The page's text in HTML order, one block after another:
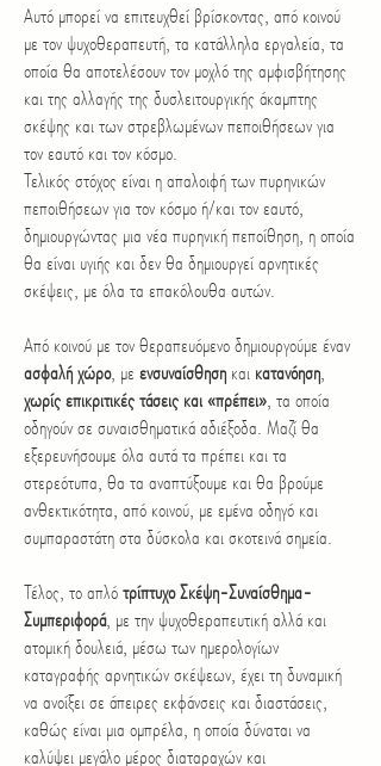
Αυτό μπορεί να επιτευχθεί βρίσκοντας, από κοινού
με τον ψυχοθεραπευτή, τα κατάλληλα εργαλεία, τα
οποία θα αποτελέσουν τον μοχλό της αμφισβήτησης
και της αλλαγής της δυσλειτουργικής άκαμπτης
σκέψης και των στρεβλωμένων πεποιθήσεων για
τον εαυτό και τον κόσμο.
Τελικός στόχος είναι η απαλοιφή των πυρηνικών
πεποιθήσεων για τον κόσμο ή/και τον εαυτό,
δημιουργώντας μια νέα πυρηνική πεποίθηση, η οποία
θα είναι υγιής και δεν θα δημιουργεί αρνητικές
σκέψεις, με όλα τα επακόλουθα αυτών.
Από κοινού με τον θεραπευόμενο δημιουργούμε έναν
ασφαλή χώρο, με ενσυναίσθηση και κατανόηση,
χωρίς επικριτικές τάσεις και «πρέπει», τα οποία
οδηγούν σε συναισθηματικά αδιέξοδα. Μαζί θα
εξερευνήσουμε όλα αυτά τα πρέπει και τα
στερεότυπα, θα τα αναπτύξουμε και θα βρούμε
ανθεκτικότητα, από κοινού, με εμένα οδηγό και
συμπαραστάτη στα δύσκολα και σκοτεινά σημεία.
Τέλος, το απλότρίπτυχο Σκέψη-Συναίσθημα-
Συμπεριφορά, με την ψυχοθεραπευτική αλλά και
ατομική δουλειά, μέσω των ημερολογίων
καταγραφής αρνητικών σκέψεων, έχει τη δυναμική
να ανοίξει σε άπειρες εκφάνσεις και διαστάσεις,
καθώς είναι μια ομπρέλα, η οποία δύναται να
καλύψει μεγάλο μέρος διαταραχών και